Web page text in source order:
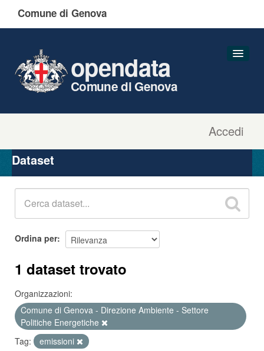
Comune di Genova
Accedi
opendata
Comune di Genova
Organizzazioni
Gruppi
Dataset
Ordina per
1 dataset trovato
Organizzazioni:
Comune di Genova - Direzione Ambiente - Settore
Politiche Energetiche
Tag:
emissioni